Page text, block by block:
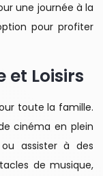
une journée à la
pour profiter
et Loisirs
toute la famille.
cinéma en plein
assister à des
de musique,